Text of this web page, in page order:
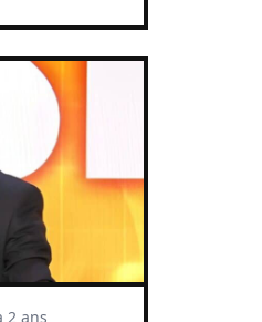
2 ans